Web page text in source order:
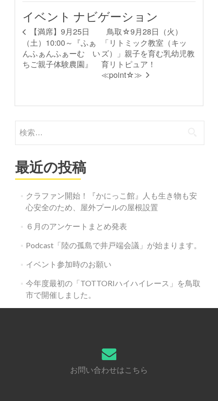
イベント ナビゲーション
【満席】9月25日
（土）10:00～『ふぁ
んふぁんふぁーむ い
ちご親子体験農園』
鳥取☆9月28日（火）
「リトミック教室（キッ
ズ）」親子を育む乳幼児教
育リトピュア！
≪point☆≫
索:
最近の投稿
クラファン開始！『かにっこ館』人も生き物も安
心安全のため、屋外プールの屋根設置
６月のアンケートまとめ発表
Podcast「陸の孤島で井戸端会議」が始まります。
イベント参加時のお願い
今年度最初の「TOTTORIハイハイレース」を鳥取
市で開催しました。
お問い合わせはこちら